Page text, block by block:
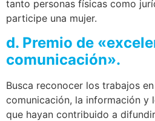
tanto personas físicas como
participe una mujer.
d. Premio de
comunicación».
Busca reconocer los trabajos
comunicación, la información y
que hayan contribuido a